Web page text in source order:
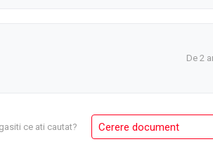
De 2
ce ati cautat? Cerere document